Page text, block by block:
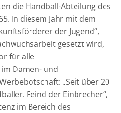
die Handball-Abteilung des
In diesem Jahr mit dem
der Jugend“,
gesetzt wird,
für alle
Damen- und
„Seit über 20
Feind der Einbrecher“,
im Bereich des